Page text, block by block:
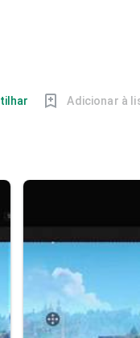
Adicionar à